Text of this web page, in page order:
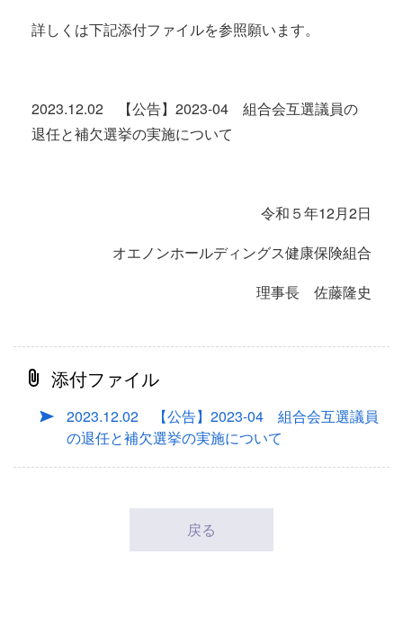
詳しくは下記添付ファイルを参照願います。
2023.12.02 【公告】2023-04 組合会互選議員の
退任と補欠選挙の実施について
令和５年12月2日
オエノンホールディングス健康保険組合
理事長 佐藤隆史
添付ファイル
2023.12.02 【公告】2023-04 組合会互選議員
の退任と補欠選挙の実施について
戻る